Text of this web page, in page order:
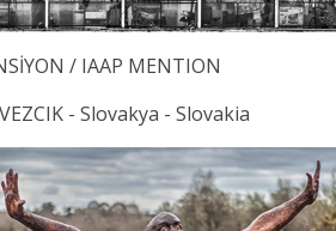
/ IAAP MENTION
- Slovakya - Slovakia